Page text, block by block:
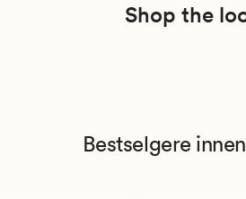
Shop the
Bestselgere